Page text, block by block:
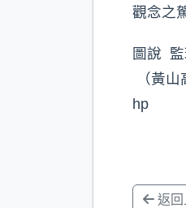
觀念之
圖說
（黃
hp
返回